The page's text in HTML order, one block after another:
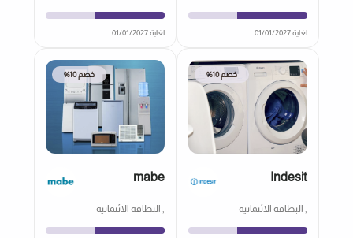
لغاية 01/01/2027 لغاية 01/01/2027
خصم 10%
Indesit
, البطاقة الائتمانية
خصم 10%
mabe
, البطاقة الائتمانية